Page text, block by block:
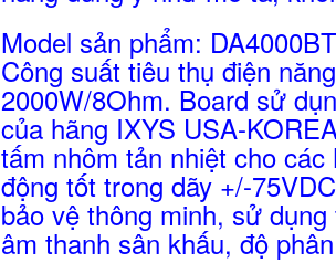
Model sản phẩm:
Công suất tiêu thụ điện
2000W/8Ohm. Board sử
của hãng IXYS USA-
tấm nhôm tản nhiệt cho
động tốt trong dãy +/-
bảo vệ thông minh, sử
âm thanh sân khấu, độ